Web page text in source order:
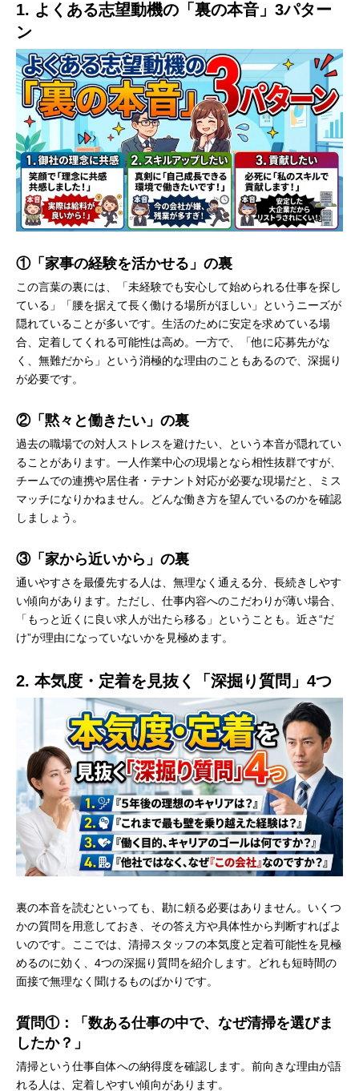
1. よくある志望動機の「裏の本音」3パター
ン
①「家事の経験を活かせる」の裏
この言葉の裏には、「未経験でも安心して始められる仕事を探し
ている」「腰を据えて長く働ける場所がほしい」というニーズが
隠れていることが多いです。生活のために安定を求めている場
合、定着してくれる可能性は高め。一方で、「他に応募先がな
く、無難だから」という消極的な理由のこともあるので、深掘り
が必要です。
②「黙々と働きたい」の裏
過去の職場での対人ストレスを避けたい、という本音が隠れてい
ることがあります。一人作業中心の現場となら相性抜群ですが、
チームでの連携や居住者・テナント対応が必要な現場だと、ミス
マッチになりかねません。どんな働き方を望んでいるのかを確認
しましょう。
③「家から近いから」の裏
通いやすさを最優先する人は、無理なく通える分、長続きしやす
い傾向があります。ただし、仕事内容へのこだわりが薄い場合、
「もっと近くに良い求人が出たら移る」ということも。近さ“だ
け”が理由になっていないかを見極めます。
2. 本気度・定着を見抜く「深掘り質問」4つ
裏の本音を読むといっても、勘に頼る必要はありません。いくつ
かの質問を用意しておき、その答え方や具体性から判断すればよ
いのです。ここでは、清掃スタッフの本気度と定着可能性を見極
めるのに効く、4つの深掘り質問を紹介します。どれも短時間の
面接で無理なく聞けるものばかりです。
質問①：「数ある仕事の中で、なぜ清掃を選びま
したか？」
清掃という仕事自体への納得度を確認します。前向きな理由が語
れる人は、定着しやすい傾向があります。